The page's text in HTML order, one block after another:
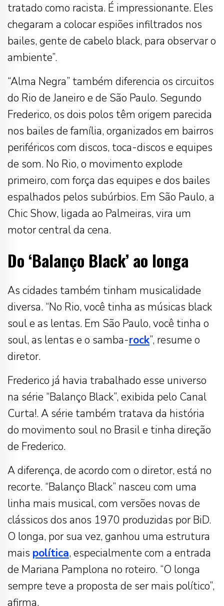
tratado como racista. É impressionante. Eles
chegaram a colocar espiões infiltrados nos
bailes, gente de cabelo black, para observar o
ambiente”.
“Alma Negra” também diferencia os circuitos
do Rio de Janeiro e de São Paulo. Segundo
Frederico, os dois polos têm origem parecida
nos bailes de família, organizados em bairros
periféricos com discos, toca-discos e equipes
de som. No Rio, o movimento explode
primeiro, com força das equipes e dos bailes
espalhados pelos subúrbios. Em São Paulo, a
Chic Show, ligada ao Palmeiras, vira um
motor central da cena.
Do ‘Balanço Black’ ao longa
As cidades também tinham musicalidade
diversa. “No Rio, você tinha as músicas black
soul e as lentas. Em São Paulo, você tinha o
soul, as lentas e o samba-rock”, resume o
diretor.
Frederico já havia trabalhado esse universo
na série “Balanço Black”, exibida pelo Canal
Curta!. A série também tratava da história
do movimento soul no Brasil e tinha direção
de Frederico.
A diferença, de acordo com o diretor, está no
recorte. “Balanço Black” nasceu com uma
linha mais musical, com versões novas de
clássicos dos anos 1970 produzidas por BiD.
O longa, por sua vez, ganhou uma estrutura
mais política, especialmente com a entrada
de Mariana Pamplona no roteiro. “O longa
sempre teve a proposta de ser mais político”,
afirma.